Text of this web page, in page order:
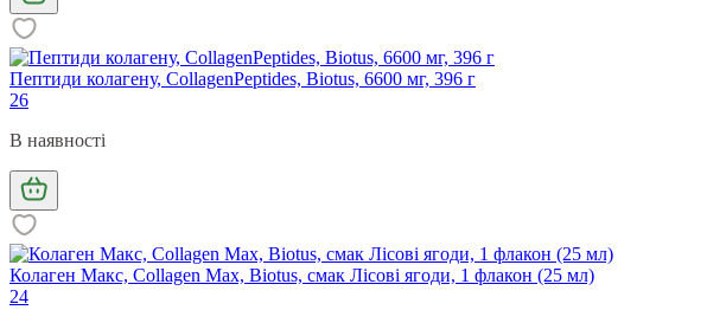
Пептиди колагену, CollagenPeptides, Biotus, 6600 мг, 396 г
26
В наявності
Колаген Макс, Collagen Max, Biotus, смак Лісові ягоди, 1 флакон (25 мл)
24